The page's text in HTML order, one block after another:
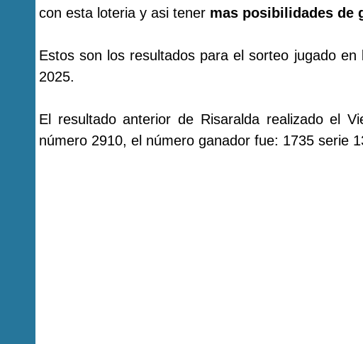
con esta loteria y asi tener mas posibilidades de
Estos son los resultados para el sorteo jugado
2025.
El resultado anterior de Risaralda realizado el
número 2910, el número ganador fue: 1735 serie